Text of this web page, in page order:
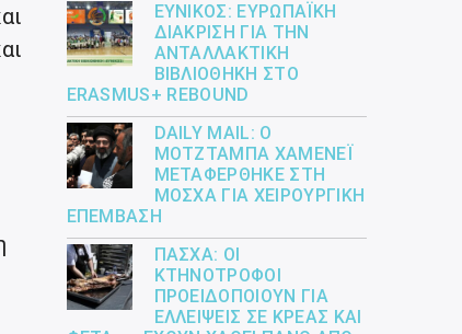
ΕΎΝΙΚΟΣ: ΕΥΡΩΠΑΪΚΉ
ΔΙΆΚΡΙΣΗ ΓΙΑ ΤΗΝ
ΑΝΤΑΛΛΑΚΤΙΚΉ
ΒΙΒΛΙΟΘΉΚΗ ΣΤΟ
ERASMUS+ REBOUND
DAILY MAIL: Ο
ΜΟΤΖΤΆΜΠΑ ΧΑΜΕΝΕΪ́
ΜΕΤΑΦΈΡΘΗΚΕ ΣΤΗ
ΜΌΣΧΑ ΓΙΑ ΧΕΙΡΟΥΡΓΙΚΉ
ΕΠΈΜΒΑΣΗ
ΠΆΣΧΑ: ΟΙ
ΚΤΗΝΟΤΡΌΦΟΙ
ΠΡΟΕΙΔΟΠΟΙΟΎΝ ΓΙΑ
ΕΛΛΕΊΨΕΙΣ ΣΕ ΚΡΈΑΣ ΚΑΙ